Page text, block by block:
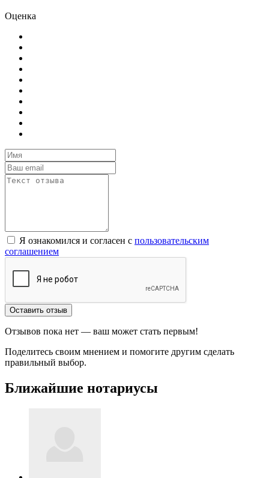
Оценка
Я ознакомился и согласен с пользовательским
соглашением
Оставить отзыв
Отзывов пока нет — ваш может стать первым!
Поделитесь своим мнением и помогите другим сделать
правильный выбор.
Ближайшие нотариусы